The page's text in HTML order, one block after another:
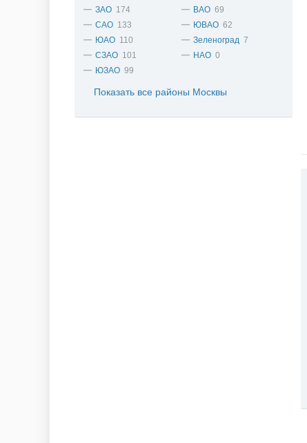
ЗАО 174
САО 133
ЮАО 110
СЗАО 101
ЮЗАО 99
ВАО 69
ЮВАО 62
Зеленоград 7
НАО 0
Показать все районы Москвы